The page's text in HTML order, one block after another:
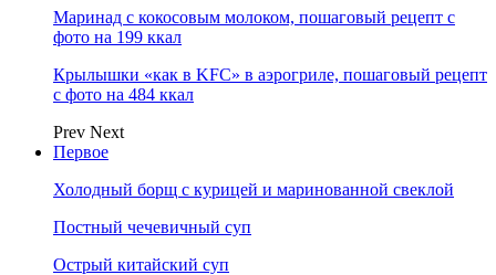
Маринад с кокосовым молоком, пошаговый рецепт с
фото на 199 ккал
Крылышки «как в KFC» в аэрогриле, пошаговый рецепт
с фото на 484 ккал
Prev Next
Первое
Холодный борщ с курицей и маринованной свеклой
Постный чечевичный суп
Острый китайский суп